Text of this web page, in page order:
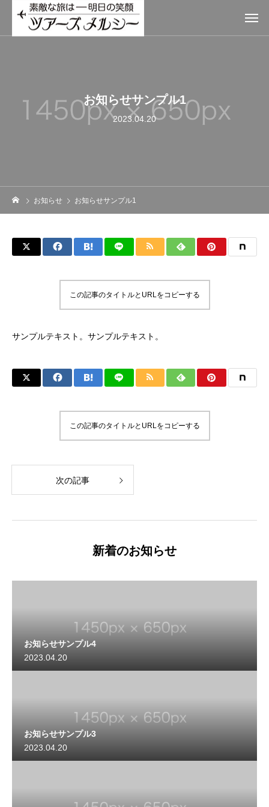
お知らせサンプル1
2023.04.20
お知らせ お知らせサンプル1
この記事のタイトルとURLをコピーする
サンプルテキスト。サンプルテキスト。
この記事のタイトルとURLをコピーする
次の記事
新着のお知らせ
お知らせサンプル4
2023.04.20
お知らせサンプル3
2023.04.20